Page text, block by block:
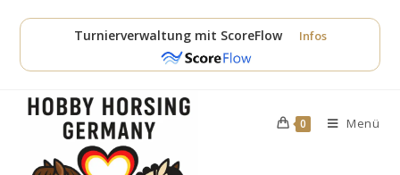
Inhalt
Turnierverwaltung mit ScoreFlow Infos
0 Menü